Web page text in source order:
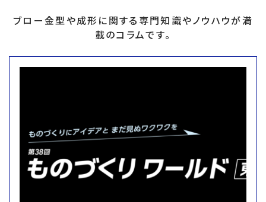
ブロー金型や成形に関する専門知識やノウハウが満
載のコラムです。